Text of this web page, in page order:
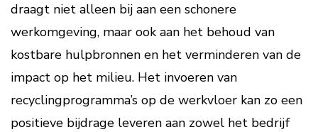
draagt niet alleen bij aan een schonere
werkomgeving, maar ook aan het behoud van
kostbare hulpbronnen en het verminderen van de
impact op het milieu. Het invoeren van
recyclingprogramma’s op de werkvloer kan zo een
positieve bijdrage leveren aan zowel het bedrijf